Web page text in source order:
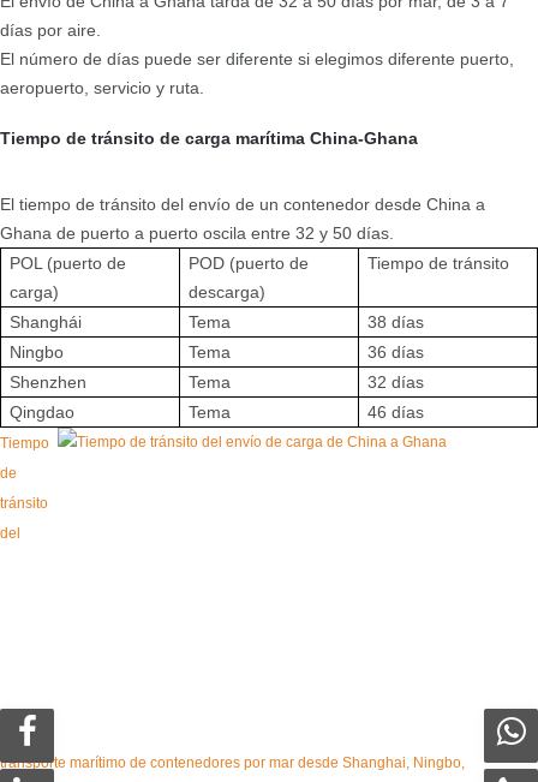
días por aire.
El número de días puede ser diferente si elegimos diferente puerto,
aeropuerto, servicio y ruta.
Tiempo de tránsito de carga marítima China-Ghana
El tiempo de tránsito del envío de un contenedor desde China a
Ghana de puerto a puerto oscila entre 32 y 50 días.
POL (puerto de
carga)
POD (puerto de
descarga)
Tiempo de tránsito
Shanghái Tema
38 días
Ningbo
Tema
36 días
Shenzhen
Tema
32 días
Qingdao
Tema 46 días
Tiempo
de
tránsito
del
transporte marítimo de contenedores por mar desde Shanghai, Ningbo,